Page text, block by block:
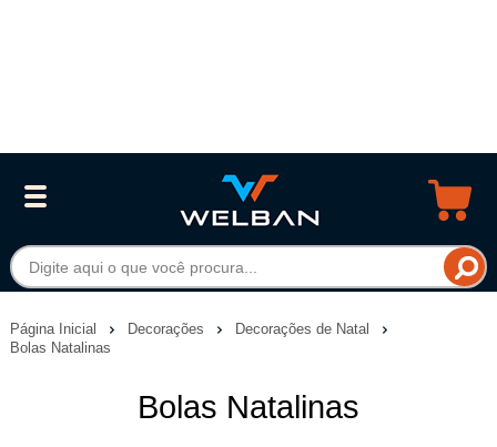
Página Inicial Decorações
Decorações de Natal
Bolas Natalinas
Bolas Natalinas